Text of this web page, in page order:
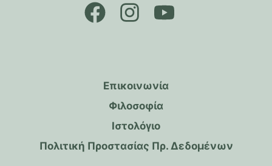
Επικοινωνία
Φιλοσοφία
Ιστολόγιο
Πολιτική Προστασίας Πρ. Δεδομένων